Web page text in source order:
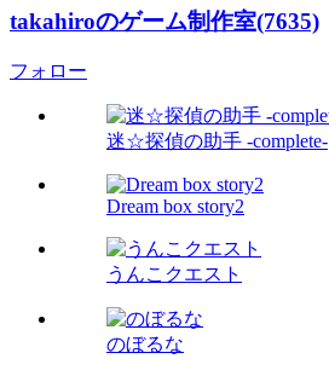
takahiroのゲーム制作室(7635)
フォロー
迷☆探偵の助手 -complete-
Dream box story2
うんこクエスト
のぼるな